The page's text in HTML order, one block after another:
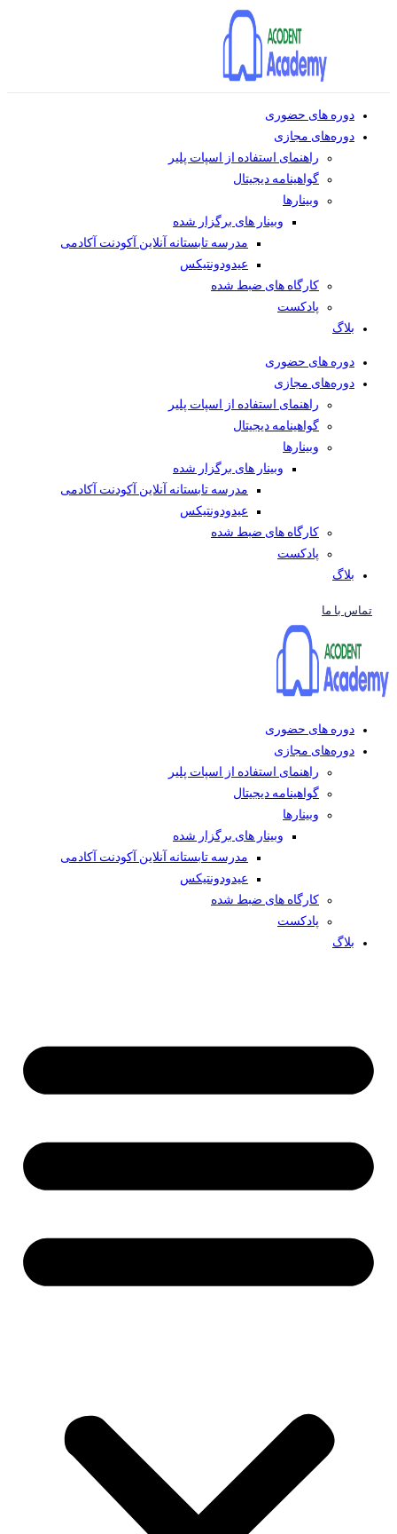
دوره های حضوری
دوره‌های مجازی
راهنمای استفاده از اسپات پلیر
گواهینامه دیجیتال
وبینار‌ها
وبینار های برگزار شده
مدرسه تابستانه آنلاین آکودنت آکادمی
عیدودونتیکس
کارگاه های ضبط شده
پادکست
بلاگ
دوره های حضوری
دوره‌های مجازی
راهنمای استفاده از اسپات پلیر
گواهینامه دیجیتال
وبینار‌ها
وبینار های برگزار شده
مدرسه تابستانه آنلاین آکودنت آکادمی
عیدودونتیکس
کارگاه های ضبط شده
پادکست
بلاگ
تماس با ما
دوره های حضوری
دوره‌های مجازی
راهنمای استفاده از اسپات پلیر
گواهینامه دیجیتال
وبینار‌ها
وبینار های برگزار شده
مدرسه تابستانه آنلاین آکودنت آکادمی
عیدودونتیکس
کارگاه های ضبط شده
پادکست
بلاگ